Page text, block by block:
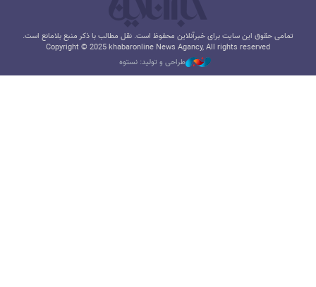
تمامی حقوق این سایت برای خبرآنلاین محفوظ است. نقل مطالب با ذکر منبع بلامانع است.
Copyright © 2025 khabaronline News Agancy, All rights reserved
طراحی و تولید: نستوه